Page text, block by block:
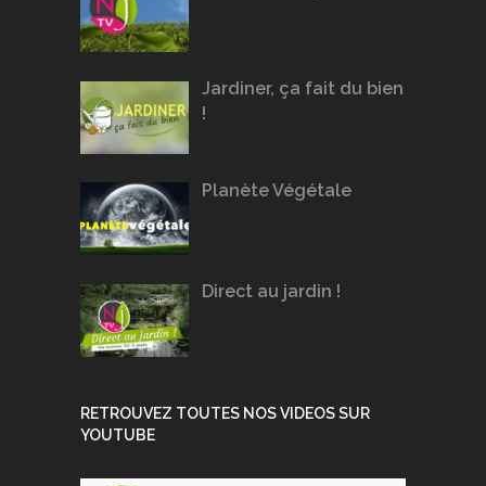
Jardiner, ça fait du bien
!
Planète Végétale
Direct au jardin !
RETROUVEZ TOUTES NOS VIDEOS SUR
YOUTUBE